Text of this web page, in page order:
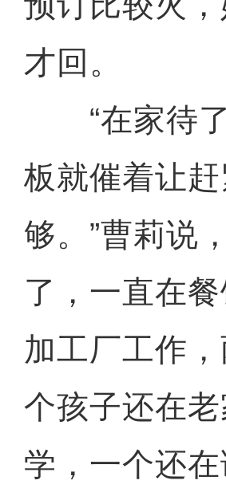
才回。
“在家待了
板就催着让
够。”曹莉说
了，一直在
加工厂工作
个孩子还在
学，一个还